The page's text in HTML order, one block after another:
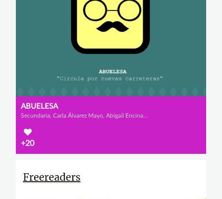
ABUELESA
Secundaria, Carla Álvarez Mayo, Abigail Encinas Serrano y Lucía García del Prado
+20